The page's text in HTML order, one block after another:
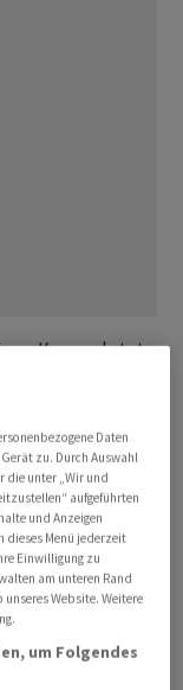
Kurs zuletzt
Abend.
um.
den Euro unter
zu ein Cent
Daten vom
Spekulation
Notenbank
verstärkt. Die
Regel den
Daten
zu. Durch Auswahl
die unter „Wir und
aufgeführten
und Anzeigen
dieses Menü jederzeit
Einwilligung zu
am unteren Rand
Website. Weitere
um Folgendes